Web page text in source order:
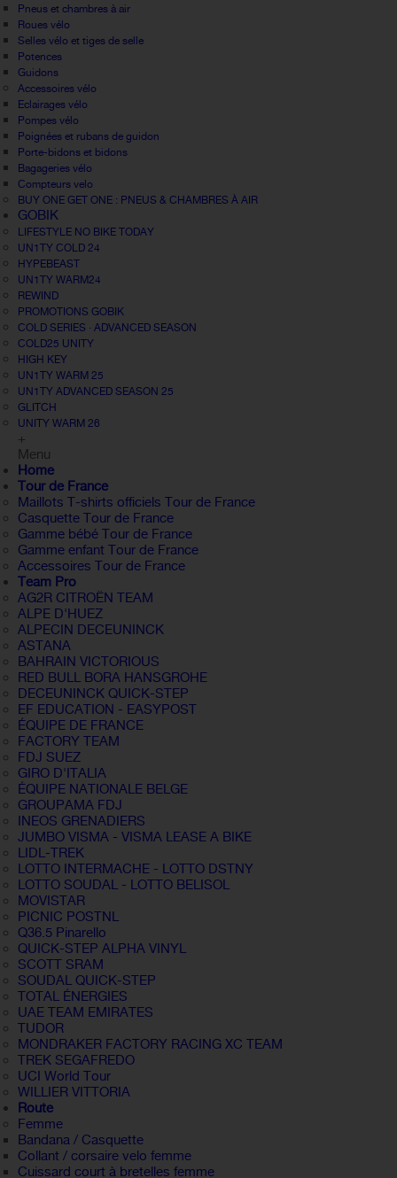
Pneus et chambres à air
Roues vélo
Selles vélo et tiges de selle
Potences
Guidons
Accessoires vélo
Eclairages vélo
Pompes vélo
Poignées et rubans de guidon
Porte-bidons et bidons
Bagageries vélo
Compteurs velo
BUY ONE GET ONE : PNEUS & CHAMBRES À AIR
GOBIK
LIFESTYLE NO BIKE TODAY
UN1TY COLD 24
HYPEBEAST
UN1TY WARM24
REWIND
PROMOTIONS GOBIK
COLD SERIES · ADVANCED SEASON
COLD25 UNITY
HIGH KEY
UN1TY WARM 25
UN1TY ADVANCED SEASON 25
GLITCH
UNITY WARM 26
+
Menu
Home
Tour de France
Maillots T-shirts officiels Tour de France
Casquette Tour de France
Gamme bébé Tour de France
Gamme enfant Tour de France
Accessoires Tour de France
Team Pro
AG2R CITROËN TEAM
ALPE D'HUEZ
ALPECIN DECEUNINCK
ASTANA
BAHRAIN VICTORIOUS
RED BULL BORA HANSGROHE
DECEUNINCK QUICK-STEP
EF EDUCATION - EASYPOST
ÉQUIPE DE FRANCE
FACTORY TEAM
FDJ SUEZ
GIRO D'ITALIA
ÉQUIPE NATIONALE BELGE
GROUPAMA FDJ
INEOS GRENADIERS
JUMBO VISMA - VISMA LEASE A BIKE
LIDL-TREK
LOTTO INTERMACHE - LOTTO DSTNY
LOTTO SOUDAL - LOTTO BELISOL
MOVISTAR
PICNIC POSTNL
Q36.5 Pinarello
QUICK-STEP ALPHA VINYL
SCOTT SRAM
SOUDAL QUICK-STEP
TOTAL ÉNERGIES
UAE TEAM EMIRATES
TUDOR
MONDRAKER FACTORY RACING XC TEAM
TREK SEGAFREDO
UCI World Tour
WILLIER VITTORIA
Route
Femme
Bandana / Casquette
Collant / corsaire velo femme
Cuissard court à bretelles femme